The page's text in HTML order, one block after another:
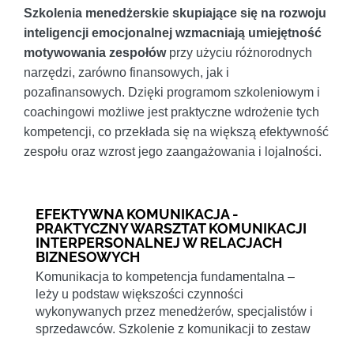
Szkolenia menedżerskie skupiające się na rozwoju
inteligencji emocjonalnej wzmacniają umiejętność
motywowania zespołówprzy użyciu różnorodnych
narzędzi, zarówno finansowych, jak i
pozafinansowych. Dzięki programom szkoleniowym i
coachingowi możliwe jest praktyczne wdrożenie tych
kompetencji, co przekłada się na większą efektywność
zespołu oraz wzrost jego zaangażowania i lojalności.
EFEKTYWNA KOMUNIKACJA -
PRAKTYCZNY WARSZTAT KOMUNIKACJI
INTERPERSONALNEJ W RELACJACH
BIZNESOWYCH
Komunikacja to kompetencja fundamentalna –
leży u podstaw większości czynności
wykonywanych przez menedżerów, specjalistów i
sprzedawców. Szkolenie z komunikacji to zestaw